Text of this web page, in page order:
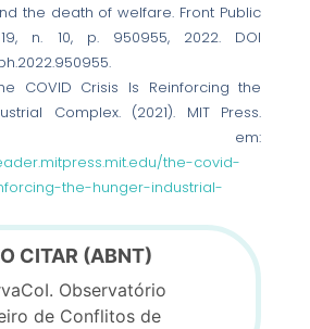
the death of welfare. Front Public
n. 10, p. 950955, 2022. DOI
COVID Crisis Is Reinforcing the
Complex. (2021). MIT Press.
em:
the-covid-
the-hunger-industrial-
CITAR (ABNT)
Observatório
de Conflitos de